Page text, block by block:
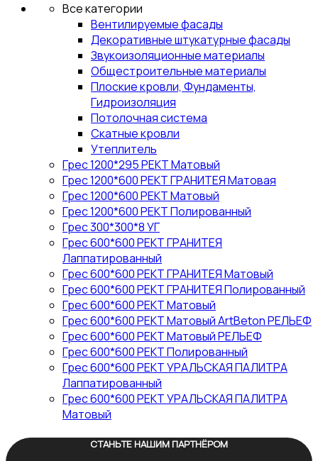
Все категории
Вентилируемые фасады
Декоративные штукатурные фасады
Звукоизоляционные материалы
Общестроительные материалы
Плоские кровли, Фундаменты,
Гидроизоляция
Потолочная система
Скатные кровли
Утеплитель
Грес 1200*295 РЕКТ Матовый
Грес 1200*600 РЕКТ ГРАНИТЕЯ Матовая
Грес 1200*600 РЕКТ Матовый
Грес 1200*600 РЕКТ Полированный
Грес 300*300*8 УГ
Грес 600*600 РЕКТ ГРАНИТЕЯ
Лаппатированный
Грес 600*600 РЕКТ ГРАНИТЕЯ Матовый
Грес 600*600 РЕКТ ГРАНИТЕЯ Полированный
Грес 600*600 РЕКТ Матовый
Грес 600*600 РЕКТ Матовый ArtBeton РЕЛЬЕФ
Грес 600*600 РЕКТ Матовый РЕЛЬЕФ
Грес 600*600 РЕКТ Полированный
Грес 600*600 РЕКТ УРАЛЬСКАЯ ПАЛИТРА
Лаппатированный
Грес 600*600 РЕКТ УРАЛЬСКАЯ ПАЛИТРА
Матовый
СТАНЬТЕ НАШИМ ПАРТНЁРОМ